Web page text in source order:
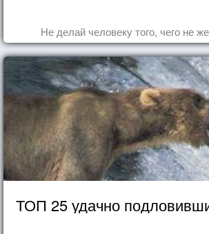
Не делай человеку того, чего не
ТОП 25 удачно